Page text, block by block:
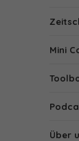
Mini
Über